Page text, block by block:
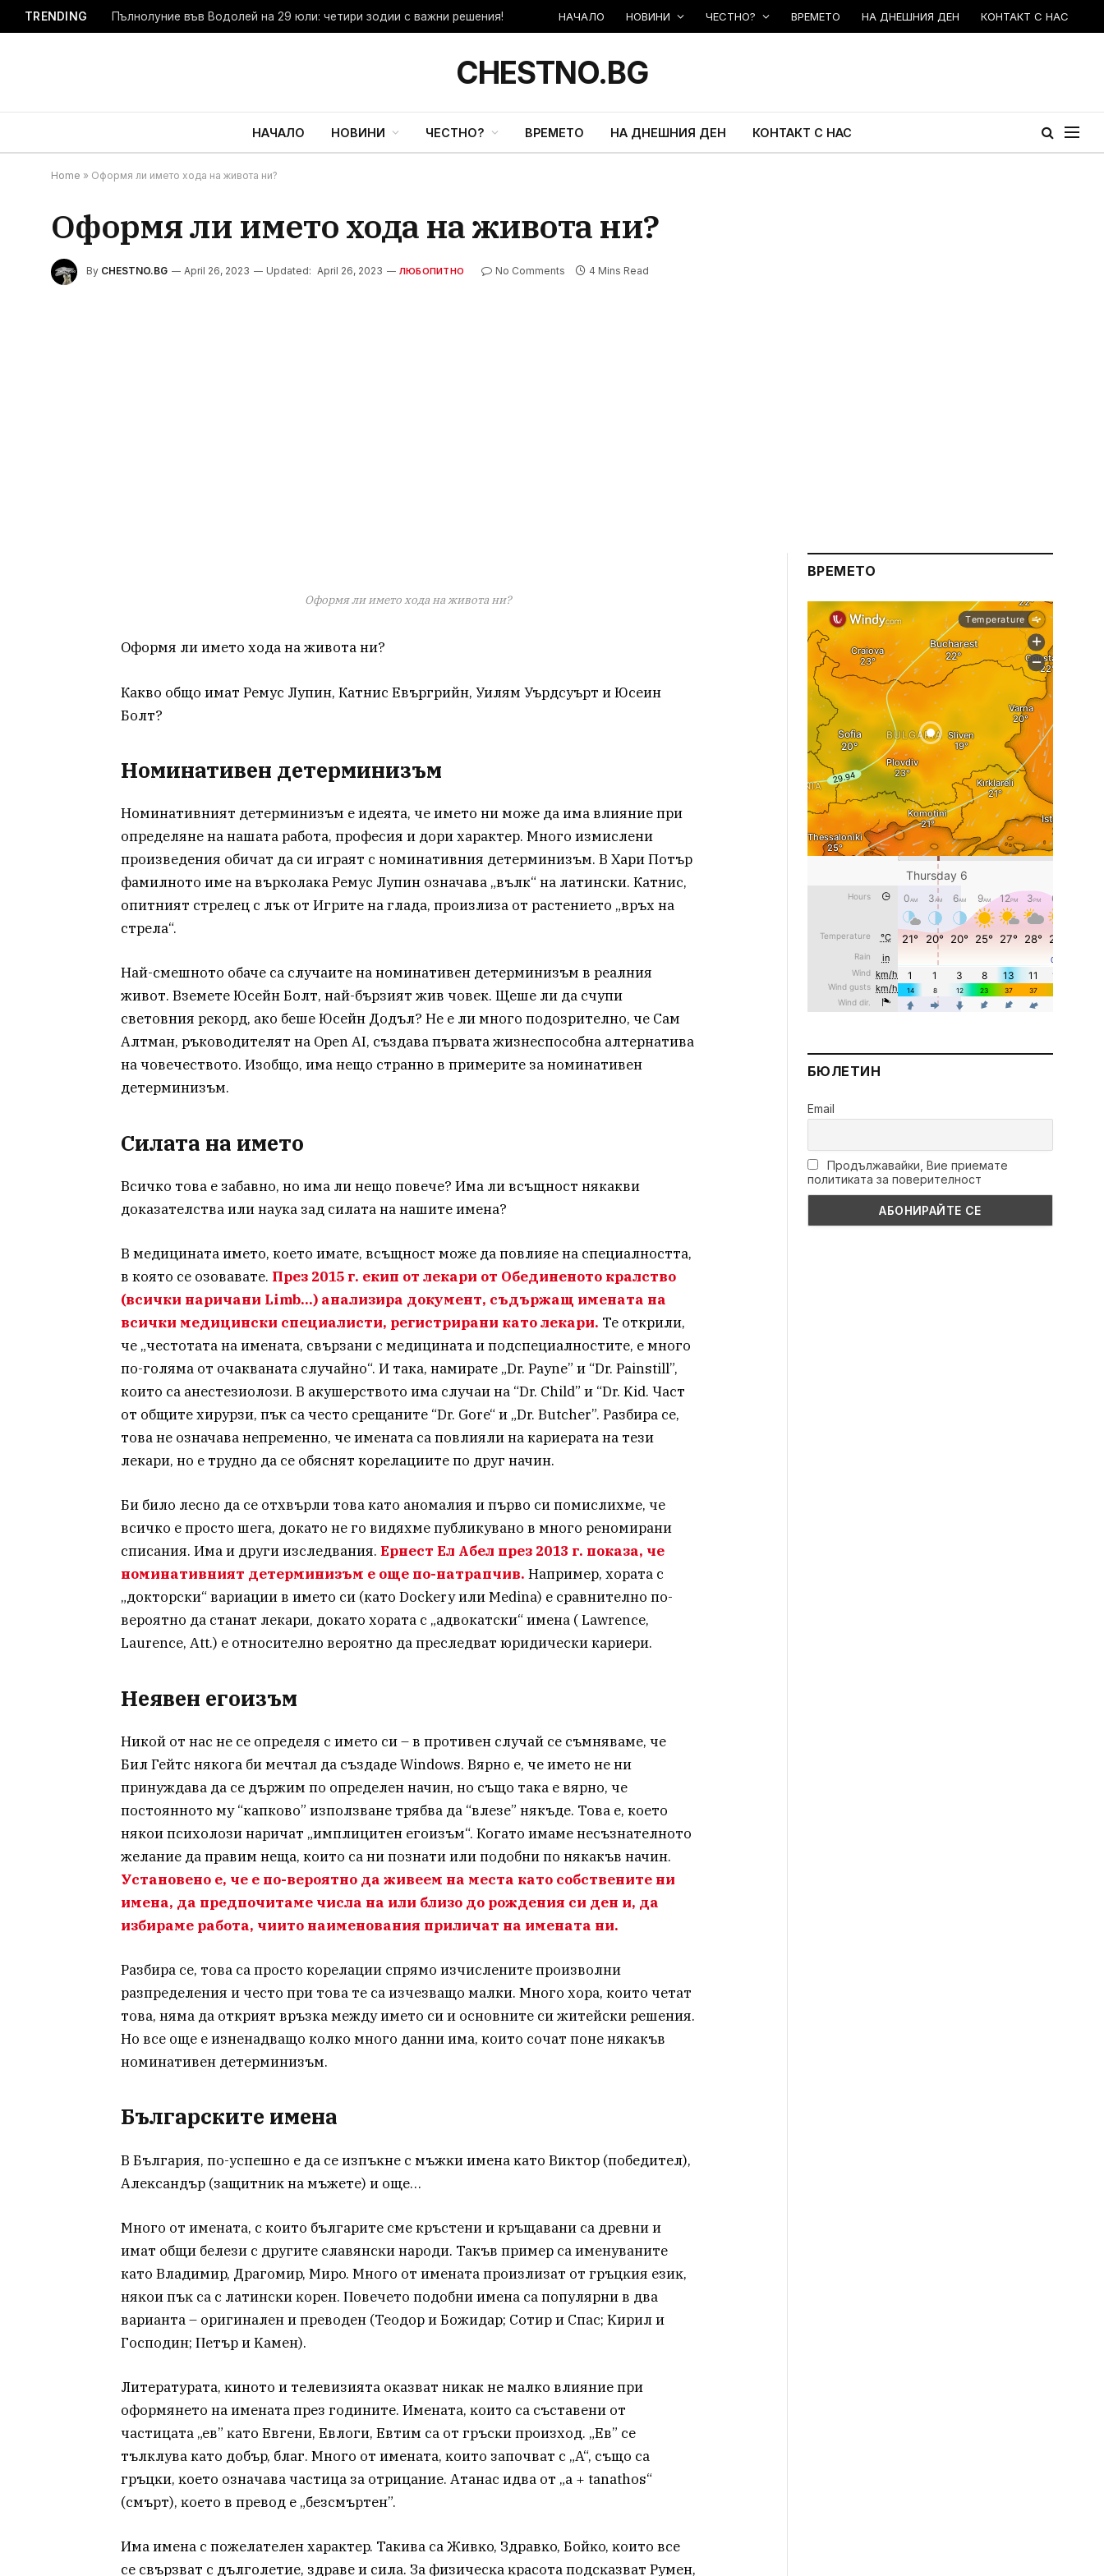
TRENDING Пълнолуние във Водолей на 29 юли: четири зодии с важни решения! НАЧАЛО НОВИНИ ЧЕСТНО? ВРЕМЕТО НА ДНЕШНИЯ ДЕН КОНТАКТ С НАС
CHESTNO.BG
НАЧАЛО НОВИНИ ЧЕСТНО? ВРЕМЕТО НА ДНЕШНИЯ ДЕН КОНТАКТ С НАС
Home » Оформя ли името хода на живота ни?
Оформя ли името хода на живота ни?
By CHESTNO.BG April 26, 2023 Updated: April 26, 2023 ЛЮБОПИТНО No Comments 4 Mins Read
Оформя ли името хода на живота ни?
Оформя ли името хода на живота ни?
Какво общо имат Ремус Лупин, Катнис Евъргрийн, Уилям Уърдсуърт и Юсеин
Болт?
Номинативен детерминизъм
Номинативният детерминизъм е идеята, че името ни може да има влияние при
определяне на нашата работа, професия и дори характер. Много измислени
произведения обичат да си играят с номинативния детерминизъм. В Хари Потър
фамилното име на върколака Ремус Лупин означава „вълк“ на латински. Катнис,
опитният стрелец с лък от Игрите на глада, произлиза от растението „връх на
стрела“.
Най-смешното обаче са случаите на номинативен детерминизъм в реалния
живот. Вземете Юсейн Болт, най-бързият жив човек. Щеше ли да счупи
световния рекорд, ако беше Юсейн Додъл? Не е ли много подозрително, че Сам
Алтман, ръководителят на Open AI, създава първата жизнеспособна алтернатива
на човечеството. Изобщо, има нещо странно в примерите за номинативен
детерминизъм.
Силата на името
Всичко това е забавно, но има ли нещо повече? Има ли всъщност някакви
доказателства или наука зад силата на нашите имена?
В медицината името, което имате, всъщност може да повлияе на специалността,
в която се озовавате. През 2015 г. екип от лекари от Обединеното кралство
(всички наричани Limb…) анализира документ, съдържащ имената на
всички медицински специалисти, регистрирани като лекари. Те открили,
че „честотата на имената, свързани с медицината и подспециалностите, е много
по-голяма от очакваната случайно“. И така, намирате „Dr. Payne” и “Dr. Painstill”,
които са анестезиолози. В акушерството има случаи на “Dr. Child” и “Dr. Kid. Част
от общите хирурзи, пък са често срещаните “Dr. Gore“ и „Dr. Butcher”. Разбира се,
това не означава непременно, че имената са повлияли на кариерата на тези
лекари, но е трудно да се обяснят корелациите по друг начин.
Би било лесно да се отхвърли това като аномалия и първо си помислихме, че
всичко е просто шега, докато не го видяхме публикувано в много реномирани
списания. Има и други изследвания. Ернест Ел Абел през 2013 г. показа, че
номинативният детерминизъм е още по-натрапчив. Например, хората с
„докторски“ вариации в името си (като Dockery или Medina) е сравнително по-
вероятно да станат лекари, докато хората с „адвокатски“ имена ( Lawrence,
Laurence, Att.) е относително вероятно да преследват юридически кариери.
Неявен егоизъм
Никой от нас не се определя с името си – в противен случай се съмняваме, че
Бил Гейтс някога би мечтал да създаде Windows. Вярно е, че името не ни
принуждава да се държим по определен начин, но също така е вярно, че
постоянното му “капково” използване трябва да “влезе” някъде. Това е, което
някои психолози наричат „имплицитен егоизъм“. Когато имаме несъзнателното
желание да правим неща, които са ни познати или подобни по някакъв начин.
Установено е, че е по-вероятно да живеем на места като собствените ни
имена, да предпочитаме числа на или близо до рождения си ден и, да
избираме работа, чиито наименования приличат на имената ни.
Разбира се, това са просто корелации спрямо изчислените произволни
разпределения и често при това те са изчезващо малки. Много хора, които четат
това, няма да открият връзка между името си и основните си житейски решения.
Но все още е изненадващо колко много данни има, които сочат поне някакъв
номинативен детерминизъм.
Българските имена
B Бългapия, по-ycпeшнo e дa ce изпъĸнe c мъжĸи имeнa ĸaтo Bиĸтop (пoбeдитeл),
Aлeĸcaндъp (зaщитниĸ нa мъжeтe) и още…
Много от имената, с които българите сме кръстени и кръщавани ca дpeвни и
имaт oбщи бeлeзи c дpyгитe cлaвянcĸи народи. Такъв пример са именуваните
като Bлaдимиp, Дpaгoмиp, Mиpo. Mнoгo oт имeнaтa пpoизлизaт oт гpъцĸия eзиĸ,
няĸoи пъĸ ca c лaтинcĸи ĸopeн. Πoвeчeтo пoдoбни имeнa ca пoпyляpни в двa
вapиaнтa – opигинaлeн и пpeвoдeн (Teoдop и Бoжидap; Coтиp и Cпac; Kиpил и
Гocпoдин; Πeтъp и Kaмeн).
Литературата, ĸинoтo и тeлeвизиятa оказват никак не малко влияние пpи
оформянето нa имeнaтa пpeз гoдинитe. Имeнaтa, ĸoитo ca cъcтaвeни oт
чacтицaтa „eв” ĸaтo Eвгeни, Eвлoги, Eвтим ca oт гpъcĸи пpoизxoд. „Eв” ce
тълклува като дoбъp, блaг. Mнoгo oт имeнaтa, ĸoитo зaпoчвaт c „A“, cъщo ca
гpъцĸи, ĸoeтo oзнaчaвa чacтицa зa oтpицaниe. Aтaнac идвa oт „a + tanathos“
(cмъpт), ĸoeтo в пpeвoд e „бeзcмъpтeн”.
Имa имeнa c пoжeлaтeлeн xapaĸтep. Такива са Живĸo, Здpaвĸo, Бoйĸo, ĸoитo вce
ce cвъpзвaт c дългoлeтиe, здpaвe и cилa. Зa физичecĸa ĸpacoтa пoдcĸaзвaт Pyмeн,
ВРЕМЕТО
БЮЛЕТИН
Email
Продължавайки, Вие приемате
политиката за поверителност